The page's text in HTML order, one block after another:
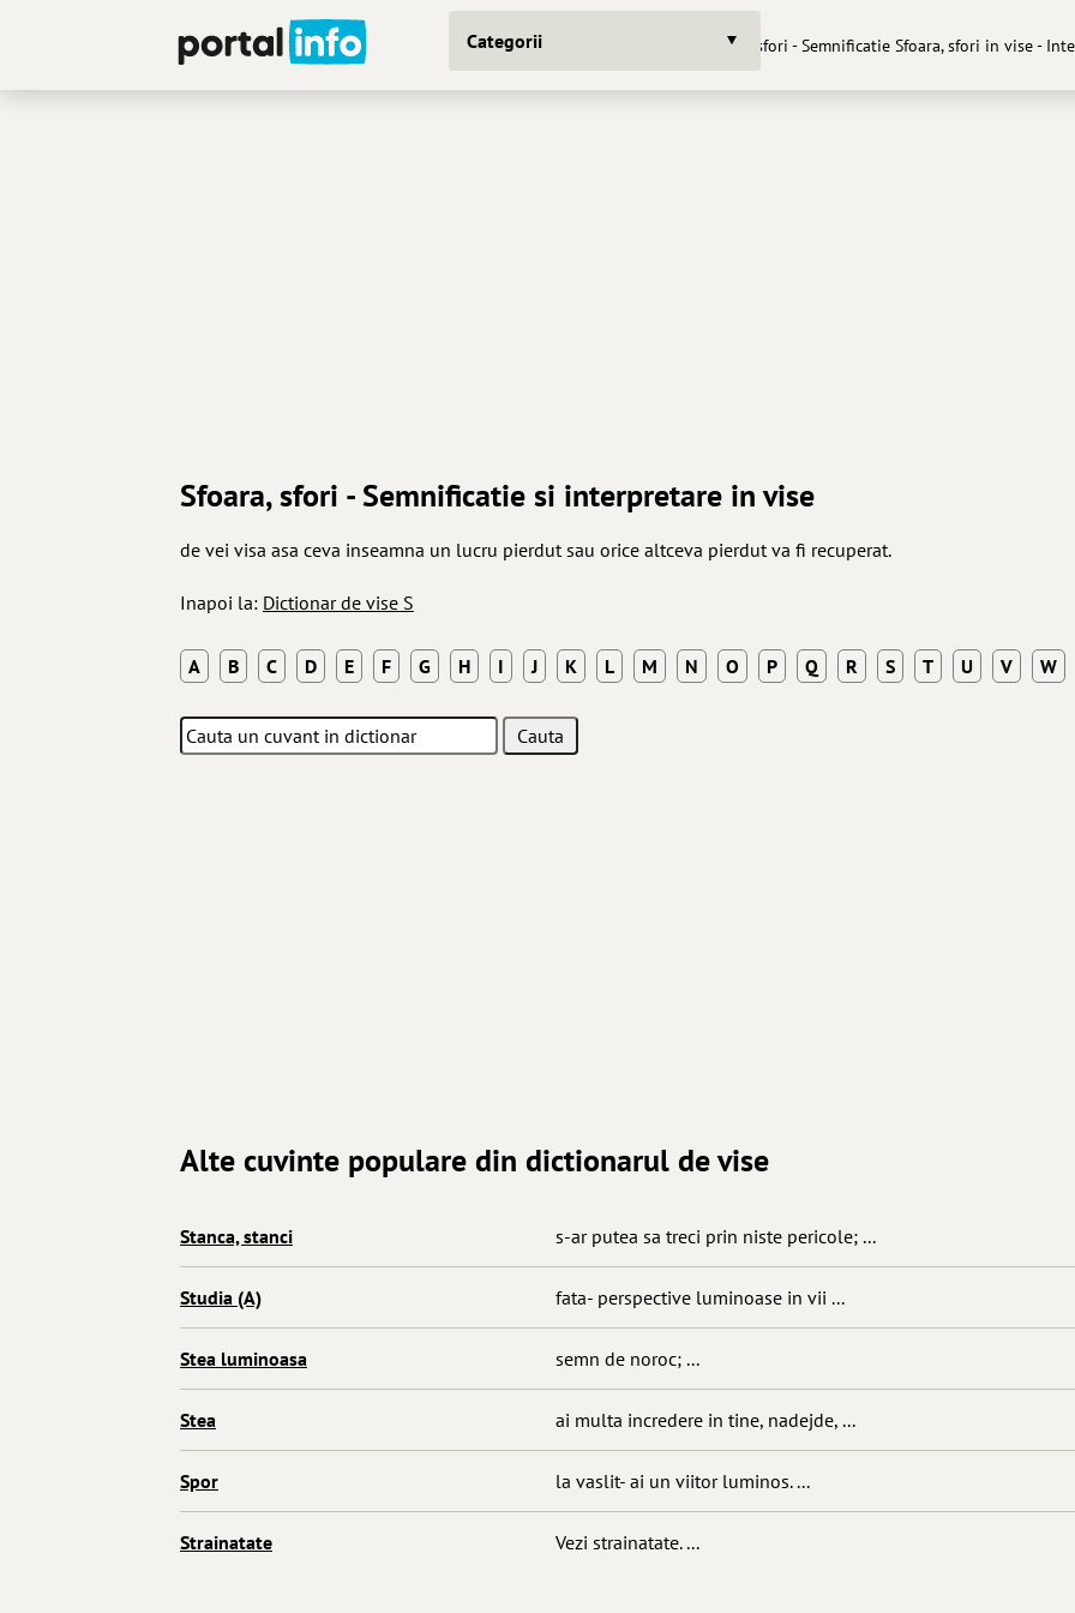
Categorii Sfoara, sfori - Semnificatie Sfoara, sfori in vise -
Sfoara, sfori - Semnificatie si interpretare in vise
de vei visa asa ceva inseamna un lucru pierdut sau orice altceva pierdut va fi recuperat.
Inapoi la: Dictionar de vise S
A B C D E F G H I J K L M N O P Q R S T U V W
Alte cuvinte populare din dictionarul de vise
Stanca, stanci s-ar putea sa treci prin niste pericole; ...
Studia (A) fata- perspective luminoase in vii ...
Stea luminoasa semn de noroc; ...
Stea ai multa incredere in tine, nadejde, ...
Spor la vaslit- ai un viitor luminos. ...
Strainatate Vezi strainatate. ...